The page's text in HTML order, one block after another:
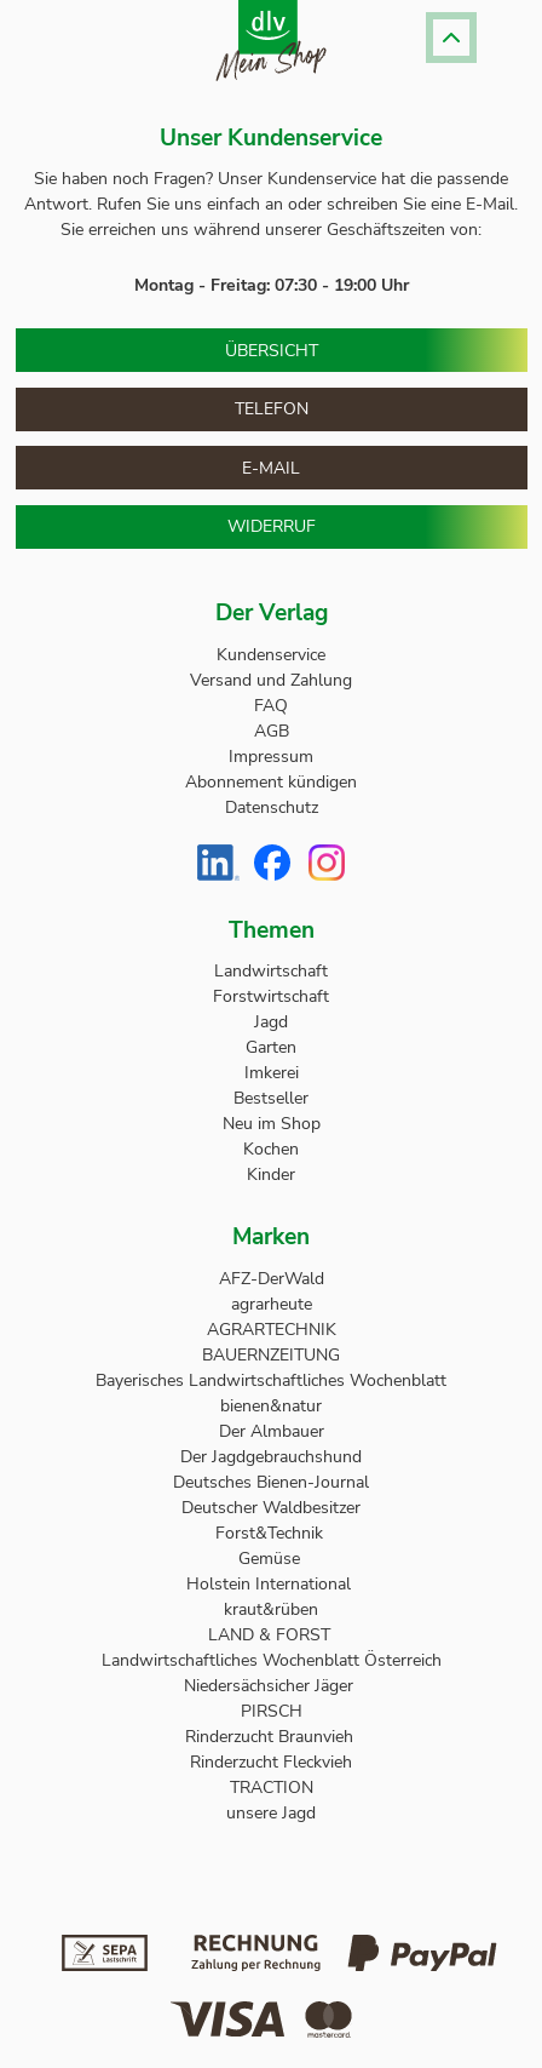
Der Verlag
Kundenservice
Versand und Zahlung
FAQ
AGB
Impressum
Abonnement kündigen
Datenschutz
Themen
Landwirtschaft
Forstwirtschaft
Jagd
Garten
Imkerei
Bestseller
Neu im Shop
Kochen
Kinder
Marken
AFZ-DerWald
agrarheute
AGRARTECHNIK
BAUERNZEITUNG
Bayerisches Landwirtschaftliches Wochenblatt
bienen&natur
Der Almbauer
Der Jagdgebrauchshund
Deutsches Bienen-Journal
Deutscher Waldbesitzer
Forst&Technik
Gemüse
Holstein International
kraut&rüben
LAND & FORST
Landwirtschaftliches Wochenblatt Österreich
Niedersächsicher Jäger
PIRSCH
Rinderzucht Braunvieh
Rinderzucht Fleckvieh
TRACTION
unsere Jagd
Unser Kundenservice
Sie haben noch Fragen? Unser Kundenservice hat die passende
Antwort. Rufen Sie uns einfach an oder schreiben Sie eine E-Mail.
Sie erreichen uns während unserer Geschäftszeiten von:
Montag - Freitag: 07:30 - 19:00 Uhr
ÜBERSICHT
TELEFON
E-MAIL
WIDERRUF